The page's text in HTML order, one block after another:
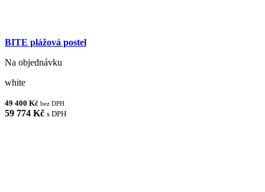
BITE plážová postel
Na objednávku
white
49 400 Kč bez DPH
59 774 Kč s DPH